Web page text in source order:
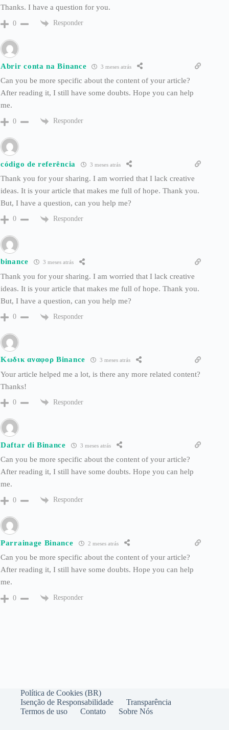
Thanks. I have a question for you.
0 Responder
Abrir conta na Binance 3 meses atrás
Can you be more specific about the content of your article?
After reading it, I still have some doubts. Hope you can help
me.
0 Responder
código de referência 3 meses atrás
Thank you for your sharing. I am worried that I lack creative
ideas. It is your article that makes me full of hope. Thank you.
But, I have a question, can you help me?
0 Responder
binance 3 meses atrás
Thank you for your sharing. I am worried that I lack creative
ideas. It is your article that makes me full of hope. Thank you.
But, I have a question, can you help me?
0 Responder
Κωδικ αναφορ Binance 3 meses atrás
Your article helped me a lot, is there any more related content?
Thanks!
0 Responder
Daftar di Binance 3 meses atrás
Can you be more specific about the content of your article?
After reading it, I still have some doubts. Hope you can help
me.
0 Responder
Parrainage Binance 2 meses atrás
Can you be more specific about the content of your article?
After reading it, I still have some doubts. Hope you can help
me.
0 Responder
Política de Cookies (BR)
Isenção de Responsabilidade
Transparência
Termos de uso
Contato Sobre Nós